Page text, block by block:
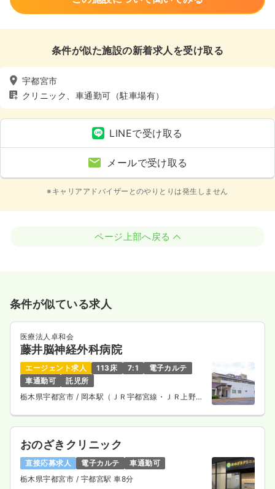
条件が似た施設の新着求人を受け取る
宇都宮市
クリニック、車通勤可（駐車場有）
LINEで受け取る
メールで受け取る
※キャリアアドバイザーとのやりとりは発生しません
ページ上部へ戻る
条件が似ている求人
医療法人卓和会
藤井脳神経外科病院
エージェント求人 113床 7:1
電子カルテ
車通勤可
託児所
栃木県宇都宮市 / 岡本駅（ＪＲ宇都宮線・ＪＲ上野東
おのざきクリニック
直接応募求人 電子カルテ
車通勤可
栃木県宇都宮市 / 宇都宮駅 車8分